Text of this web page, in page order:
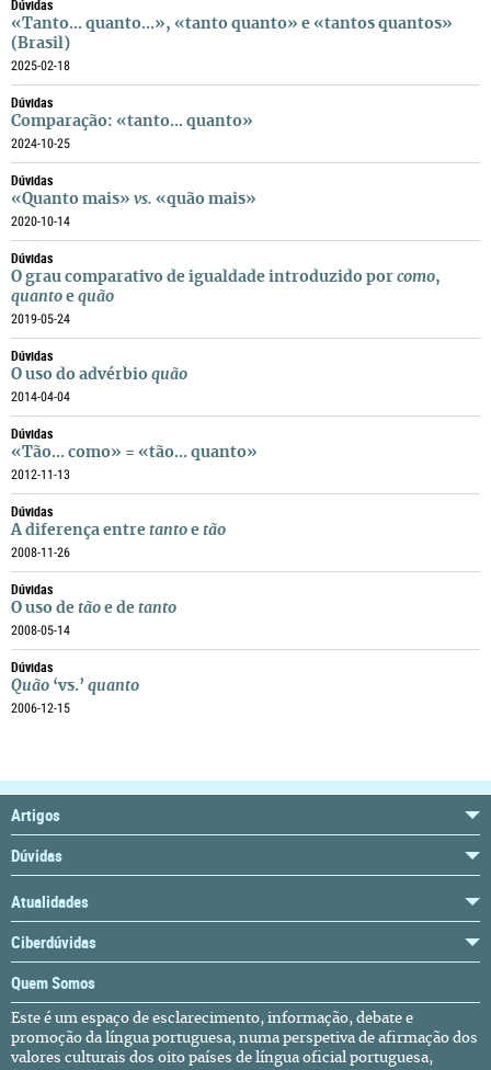
Dúvidas
«Tanto... quanto...», «tanto quanto» e «tantos quantos»
(Brasil)
2025-02-18
Dúvidas
Comparação: «tanto... quanto»
2024-10-25
Dúvidas
«Quanto mais» vs. «quão mais»
2020-10-14
Dúvidas
O grau comparativo de igualdade introduzido por como,
quanto e quão
2019-05-24
Dúvidas
O uso do advérbio quão
2014-04-04
Dúvidas
«Tão... como» = «tão... quanto»
2012-11-13
Dúvidas
A diferença entre tanto e tão
2008-11-26
Dúvidas
O uso de tão e de tanto
2008-05-14
Dúvidas
Quão ‘vs.’ quanto
2006-12-15
Artigos
Dúvidas
Atualidades
Ciberdúvidas
Quem Somos
Este é um espaço de esclarecimento, informação, debate e
promoção da língua portuguesa, numa perspetiva de afirmação dos
valores culturais dos oito países de língua oficial portuguesa,